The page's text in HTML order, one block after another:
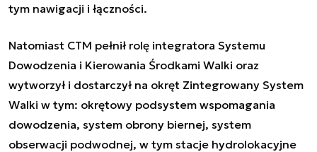
tym nawigacji i łączności.
Natomiast CTM pełnił rolę integratora Systemu
Dowodzenia i Kierowania Środkami Walki oraz
wytworzył i dostarczył na okręt Zintegrowany System
Walki w tym: okrętowy podsystem wspomagania
dowodzenia, system obrony biernej, system
obserwacji podwodnej, w tym stacje hydrolokacyjne